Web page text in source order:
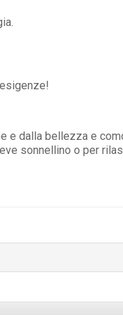
e dalla bellezza e
sonnellino o per